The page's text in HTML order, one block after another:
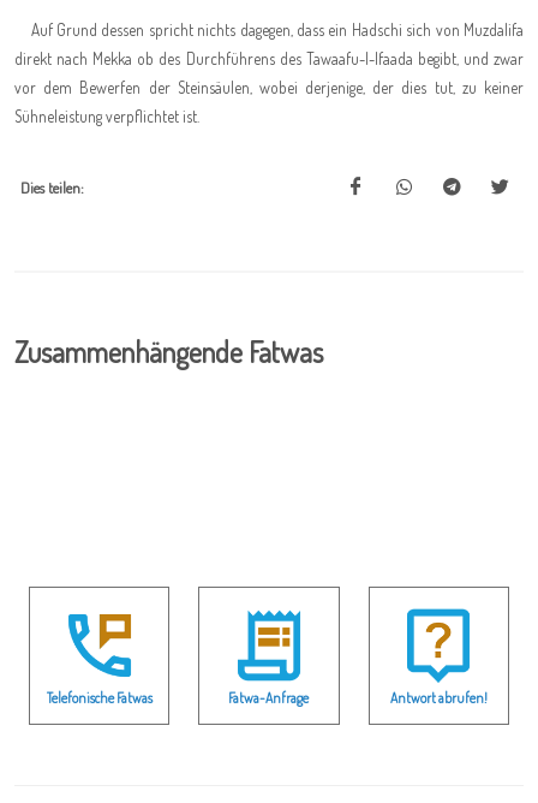
Auf Grund dessen spricht nichts dagegen, dass ein Hadschi sich von Muzdalifa
direkt nach Mekka ob des Durchführens des Tawaafu-l-Ifaada begibt, und zwar
vor dem Bewerfen der Steinsäulen, wobei derjenige, der dies tut, zu keiner
Sühneleistung verpflichtet ist.
Dies teilen:
Zusammenhängende Fatwas
Telefonische Fatwas Fatwa-Anfrage Antwort abrufen!